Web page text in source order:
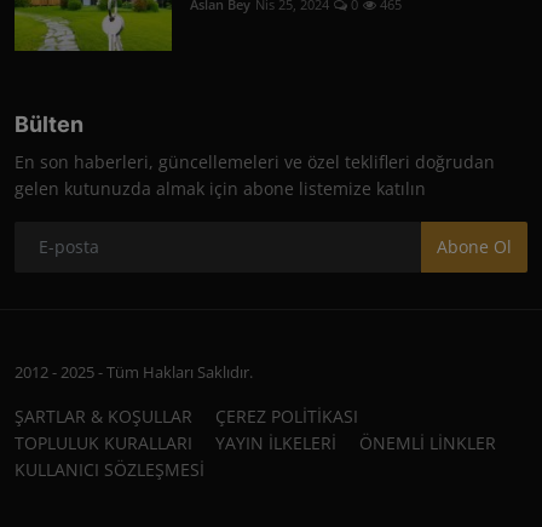
Aslan Bey Nis 25, 2024 0 465
Bülten
En son haberleri, güncellemeleri ve özel teklifleri doğrudan
gelen kutunuzda almak için abone listemize katılın
Abone Ol
2012 - 2025 - Tüm Hakları Saklıdır.
ŞARTLAR & KOŞULLAR
ÇEREZ POLİTİKASI
TOPLULUK KURALLARI
YAYIN İLKELERİ
ÖNEMLİ LİNKLER
KULLANICI SÖZLEŞMESİ